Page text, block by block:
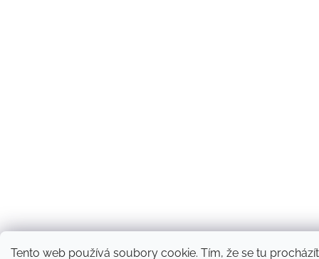
Tento web používá soubory cookie. Tím, že se tu